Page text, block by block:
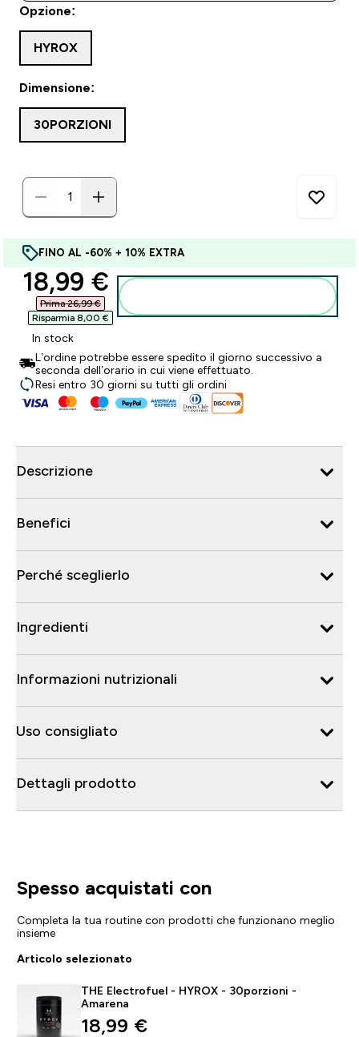
Dimensione:
30PORZIONI
Opzione:
HYROX
FINO AL -60% + 10% EXTRA
discounted price
18,99 €‎
Prima 26,99 €‎
Risparmia 8,00 €‎
In stock
L’ordine potrebbe essere spedito il giorno successivo a
seconda dell’orario in cui viene effettuato.
Resi entro 30 giorni su tutti gli ordini
Descrizione
Benefici
Perché sceglierlo
Ingredienti
Informazioni nutrizionali
Uso consigliato
Dettagli prodotto
Spesso acquistati con
Completa la tua routine con prodotti che funzionano meglio
insieme
Articolo selezionato
THE Electrofuel - HYROX - 30porzioni -
Amarena
discounted price
18,99 €‎